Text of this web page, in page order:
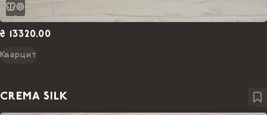
₴ 13320.00
Кварцит
CREMA SILK